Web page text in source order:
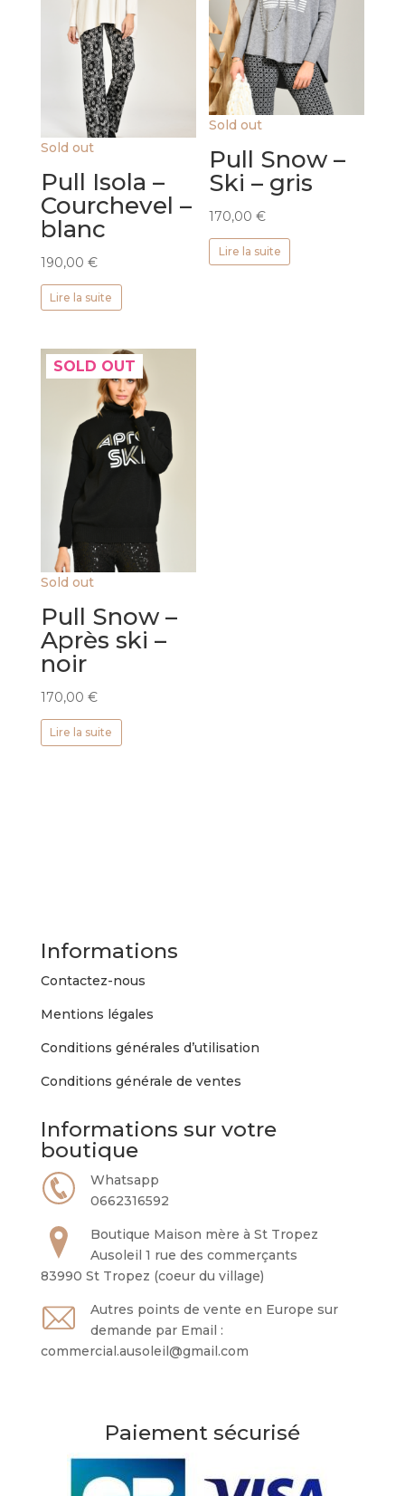
Sold out
Pull Isola –
Courchevel –
blanc
190,00 €
Lire la suite
Sold out
Pull Snow –
Ski – gris
170,00€
Lire la suite
SOLD OUT
Sold out
Pull Snow –
Après ski –
noir
170,00 €
Lire la suite
Informations
Contactez-nous
Mentions légales
Conditions générales d’utilisation
Conditions générale de ventes
Informations sur votre
boutique
Whatsapp
0662316592
Boutique Maison mère à St Tropez
Ausoleil 1 rue des commerçants
83990 St Tropez (coeur du village)
Autres points de vente en Europe sur
demande par Email :
commercial.ausoleil@gmail.com
Paiement sécurisé